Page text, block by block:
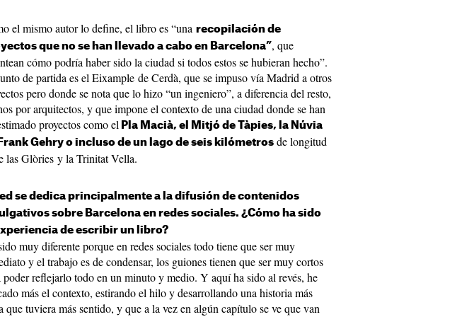
el mismo autor lo define, el libro es “una recopilación de
que no se han llevado a cabo en Barcelona”, que
cómo podría haber sido la ciudad si todos estos se hubieran hecho”.
de partida es el Eixample de Cerdà, que se impuso vía Madrid a otros
pero donde se nota que lo hizo “un ingeniero”, a diferencia del resto,
por arquitectos, y que impone el contexto de una ciudad donde se han
proyectos como el Pla Macià, el Mitjó de Tàpies, la Núvia
Gehry o incluso de un lago de seis kilómetros de longitud
las Glòries y la Trinitat Vella.
se dedica principalmente a la difusión de contenidos
sobre Barcelona en redes sociales. ¿Cómo ha sido
de escribir un libro?
muy diferente porque en redes sociales todo tiene que ser muy
y el trabajo es de condensar, los guiones tienen que ser muy cortos
poder reflejarlo todo en un minuto y medio. Y aquí ha sido al revés, he
más el contexto, estirando el hilo y desarrollando una historia más
que tuviera más sentido, y que a la vez en algún capítulo se ve que van